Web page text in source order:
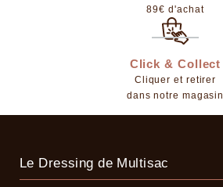
89€ d'achat
Click & Collect
Cliquer et retirer
dans notre magasin
Le Dressing de Multisac